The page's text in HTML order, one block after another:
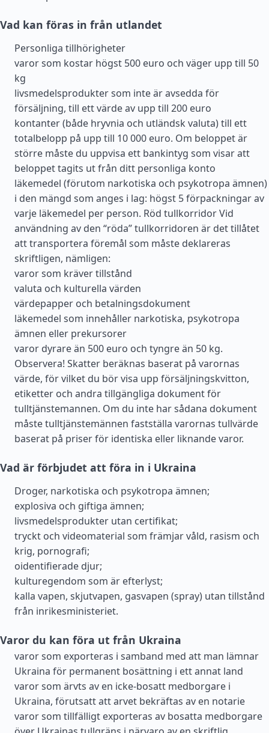
Vad kan föras in från utlandet
Personliga tillhörigheter
varor som kostar högst 500 euro och väger upp till 50
kg
livsmedelsprodukter som inte är avsedda för
försäljning, till ett värde av upp till 200 euro
kontanter (både hryvnia och utländsk valuta) till ett
totalbelopp på upp till 10 000 euro. Om beloppet är
större måste du uppvisa ett bankintyg som visar att
beloppet tagits ut från ditt personliga konto
läkemedel (förutom narkotiska och psykotropa ämnen)
i den mängd som anges i lag: högst 5 förpackningar av
varje läkemedel per person. Röd tullkorridor Vid
användning av den “röda” tullkorridoren är det tillåtet
att transportera föremål som måste deklareras
skriftligen, nämligen:
varor som kräver tillstånd
valuta och kulturella värden
värdepapper och betalningsdokument
läkemedel som innehåller narkotiska, psykotropa
ämnen eller prekursorer
varor dyrare än 500 euro och tyngre än 50 kg.
Observera! Skatter beräknas baserat på varornas
värde, för vilket du bör visa upp försäljningskvitton,
etiketter och andra tillgängliga dokument för
tulltjänstemannen. Om du inte har sådana dokument
måste tulltjänstemännen fastställa varornas tullvärde
baserat på priser för identiska eller liknande varor.
Vad är förbjudet att föra in i Ukraina
Droger, narkotiska och psykotropa ämnen;
explosiva och giftiga ämnen;
livsmedelsprodukter utan certifikat;
tryckt och videomaterial som främjar våld, rasism och
krig, pornografi;
oidentifierade djur;
kulturegendom som är efterlyst;
kalla vapen, skjutvapen, gasvapen (spray) utan tillstånd
från inrikesministeriet.
Varor du kan föra ut från Ukraina
varor som exporteras i samband med att man lämnar
Ukraina för permanent bosättning i ett annat land
varor som ärvts av en icke-bosatt medborgare i
Ukraina, förutsatt att arvet bekräftas av en notarie
varor som tillfälligt exporteras av bosatta medborgare